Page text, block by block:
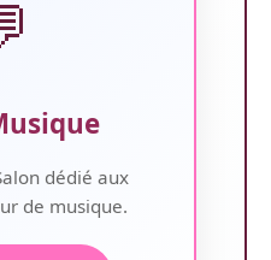
dédié aux
de musique.